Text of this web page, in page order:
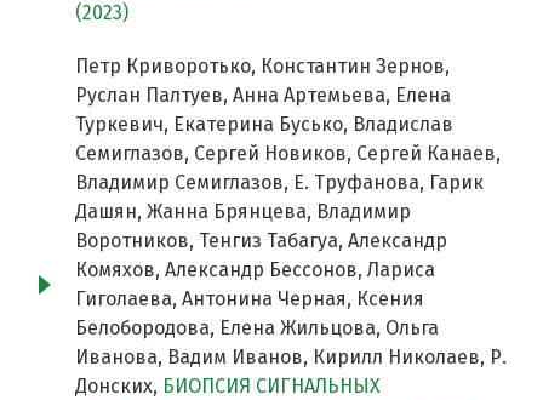
(2023)
Петр Криворотько, Константин Зернов,
Руслан Палтуев, Анна Артемьева, Елена
Туркевич, Екатерина Бусько, Владислав
Семиглазов, Сергей Новиков, Сергей Канаев,
Владимир Семиглазов, Е. Труфанова, Гарик
Дашян, Жанна Брянцева, Владимир
Воротников, Тенгиз Табагуа, Александр
Комяхов, Александр Бессонов, Лариса
Гиголаева, Антонина Черная, Ксения
Белобородова, Елена Жильцова, Ольга
Иванова, Вадим Иванов, Кирилл Николаев, Р.
Донских, БИОПСИЯ СИГНАЛЬНЫХ